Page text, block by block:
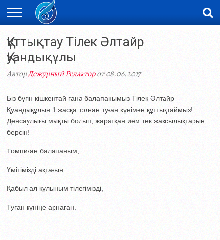
НОВОСТИ
ВИДЕО
ФОТОРЕПОРТАЖИ
ОРКЕН
Құттықтау Тілек Әлтайр
Қуандықұлы
АвторДежурный Редакторот 08.06.2017
Біз бүгін кішкентай ғана балапанымыз Тілек Әлтайр
Қуандықұлын 1 жасқа толған туған күнімен құттықтаймыз!
Денсаулығы мықты болып, жаратқан ием тек жақсылықтарын
берсін!
Томпиған балапаным,
Үмітімізді ақтағын.
Қабыл ал құлыным тілегімізді,
Туған күніңе арнаған.